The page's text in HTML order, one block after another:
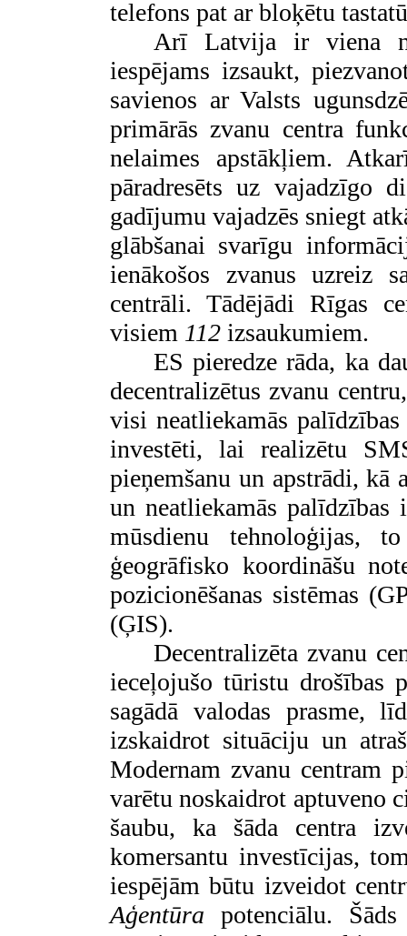
telefons pat ar bloķētu
Arī Latvija ir viena
iespējams izsaukt,
savienos ar Valsts
primārās zvanu centra
nelaimes apstākļiem.
pāradresēts uz vajadzīgo
gadījumu vajadzēs sniegt
glābšanai svarīgu
ienākošos zvanus uzreiz
centrāli. Tādējādi Rīgas
visiem 112 izsaukumiem.
ES pieredze rāda, ka
decentralizētus zvanu
visi neatliekamās
investēti, lai realizētu
pieņemšanu un apstrādi, kā
un neatliekamās palīdzības
mūsdienu tehnoloģijas,
ģeogrāfisko koordināšu
pozicionēšanas sistēmas
(ĢIS).
Decentralizēta zvanu
ieceļojušo tūristu drošības
sagādā valodas prasme,
izskaidrot situāciju un
Modernam zvanu centram
varētu noskaidrot aptuveno
šaubu, ka šāda centra
komersantu investīcijas,
iespējām būtu izveidot
Aģentūra potenciālu.